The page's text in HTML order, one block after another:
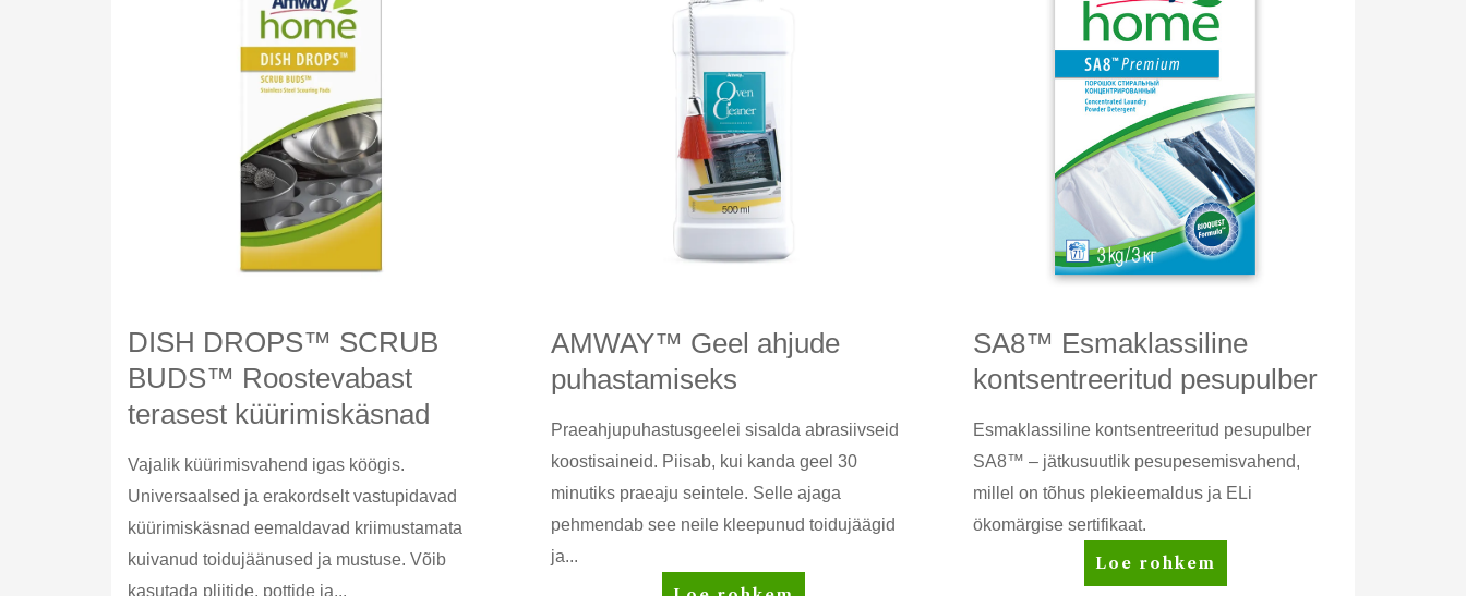
DISH DROPS™ SCRUB
BUDS™ Roostevabast
terasest küürimiskäsnad
Vajalik küürimisvahend igas köögis.
Universaalsed ja erakordselt vastupidavad
küürimiskäsnad eemaldavad kriimustamata
kuivanud toidujäänused ja mustuse. Võib
kasutada pliitide, pottide ja...
AMWAY™ Geel ahjude
puhastamiseks
Praeahjupuhastusgeelei sisalda abrasiivseid
koostisaineid. Piisab, kui kanda geel 30
minutiks praeaju seintele. Selle ajaga
pehmendab see neile kleepunud toidujäägid
ja...
SA8™ Esmaklassiline
kontsentreeritud pesupulber
Esmaklassiline kontsentreeritud pesupulber
SA8™ – jätkusuutlik pesupesemisvahend,
millel on tõhus plekieemaldus ja ELi
ökomärgise sertifikaat.
SA8™
Esmaklassiline
Loe rohkem